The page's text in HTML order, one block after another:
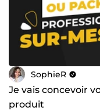
SophieR
Je vais concevoir
produit